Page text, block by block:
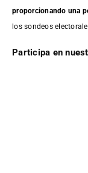
proporcionando una
los sondeos
Participa en